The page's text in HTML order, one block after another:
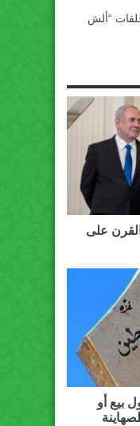
“ألش
على
بيع أو